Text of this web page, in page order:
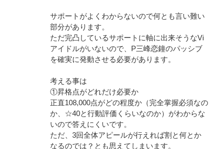
サポートがよくわからないので何とも言い難い
部分があります。
ただ完凸しているサポートに軸に出来そうなVi
アイドルがいないので、P三峰恋鐘のパッシブ
を確実に発動させる必要があります。
考える事は
①昇格点がどれだけ必要か
正直108,000点がどの程度か（完全掌握必須なの
か、☆40と行動評価くらいなのか）がわからな
いので答えにくいです。
ただ、3回全体アピールが行えれば割と何とか
なるのでは？とも思えてしまいます。